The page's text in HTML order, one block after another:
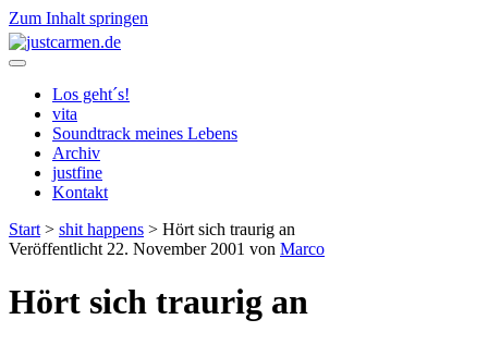
Zum Inhalt springen
justcarmen.de
Los geht´s!
vita
Soundtrack meines Lebens
Archiv
justfine
Kontakt
Start > shit happens > Hört sich traurig an
Veröffentlicht 22. November 2001 von Marco
Hört sich traurig an